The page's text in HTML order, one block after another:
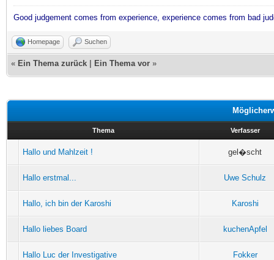
Good judgement comes from experience, experience comes from bad
Homepage Suchen
« Ein Thema zurück Ein Thema vor »
Thema Verfasser
Hallo und Mahlzeit ! gel�scht
Hallo erstmal... Uwe Schulz
Hallo, ich bin der Karoshi Karoshi
Hallo liebes Board kuchenApfel
Hallo Luc der Investigative Fokker